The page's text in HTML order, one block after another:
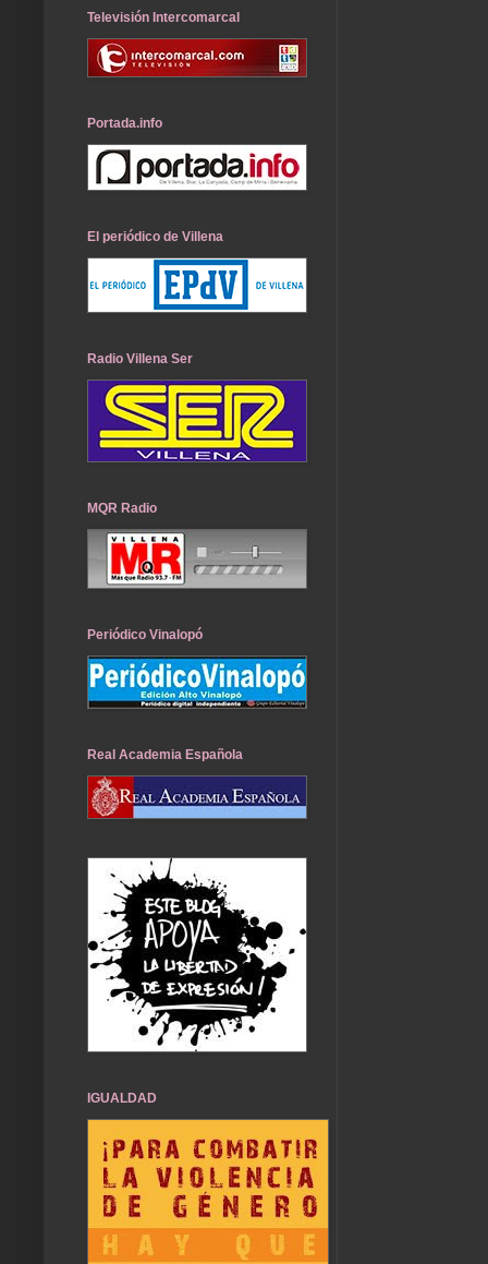
Televisión Intercomarcal
Portada.info
El periódico de Villena
Radio Villena Ser
MQR Radio
Periódico Vinalopó
Real Academia Española
IGUALDAD